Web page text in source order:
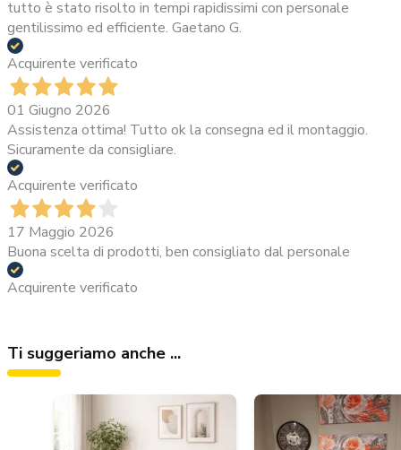
tutto è stato risolto in tempi rapidissimi con personale
gentilissimo ed efficiente. Gaetano G.
Acquirente verificato
01 Giugno 2026
Assistenza ottima! Tutto ok la consegna ed il montaggio.
Sicuramente da consigliare.
Acquirente verificato
17 Maggio 2026
Buona scelta di prodotti, ben consigliato dal personale
Acquirente verificato
Ti suggeriamo anche ...